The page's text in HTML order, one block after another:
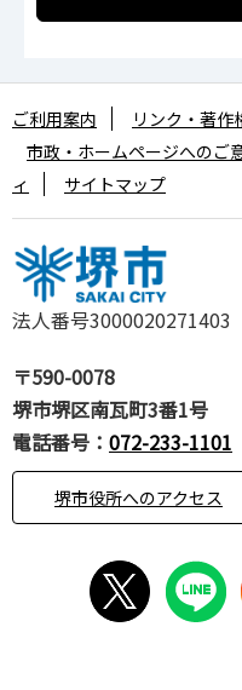
法人番号3000020271403
〒590-0078
堺市堺区南瓦町3番1号
電話番号： 072-233-1101
堺市役所へのアクセス
ご利用案内 リンク・著作
市政・ホームページへのご
ィ
サイトマップ